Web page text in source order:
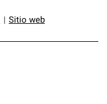
Sitio web